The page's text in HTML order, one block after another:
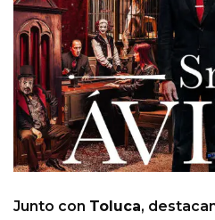
Junto con Toluca,